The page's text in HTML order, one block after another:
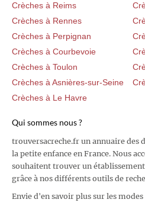
Crèches à Reims
Crèches à Rennes
Crèches à Perpignan
Crèches à Courbevoie
Crèches à Toulon
Crèches à Asnières-sur-Seine
Crèches à Le Havre
Qui sommes nous ?
trouversacreche.fr un annuaire des
la petite enfance en France. Nous
souhaitent trouver un
grâce à nos différents outils de
Envie d'en savoir plus sur les modes